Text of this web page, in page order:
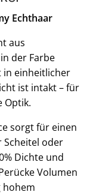
Echthaar
aus
der Farbe
in einheitlicher
ist intakt – für
Optik.
sorgt für einen
Scheitel oder
Dichte und
Volumen
hohem